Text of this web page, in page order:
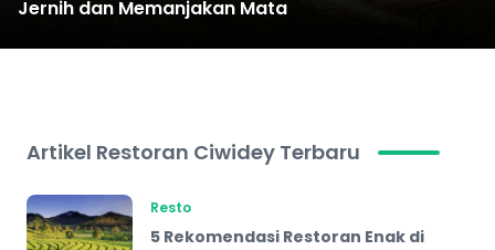
Jernih dan Memanjakan Mata
Artikel Restoran Ciwidey Terbaru
Resto
5 Rekomendasi Restoran Enak di